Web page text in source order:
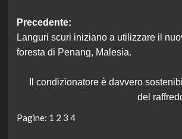
Navigazione
articolo
Precedente:
Languri scuri iniziano a utilizzare il
foresta di Penang, Malesia.
Il condizionatore è davvero
del
Pagine: 1 2 3 4